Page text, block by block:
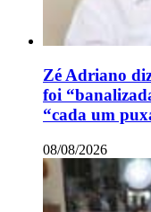
Zé Adriano
foi
“cada um
08/08/2026